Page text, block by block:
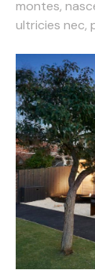
montes,
ultricies nec,